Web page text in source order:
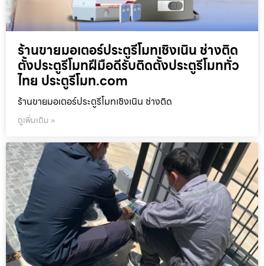
ร้านขายมอเตอร์ประตูรีโมทเชิงเนิน ช่างติด
ตั้งประตูรีโมทฝีมือดีรับติดตั้งประตูรีโมททั่ว
ไทย ประตูรีโมท.com
ร้านขายมอเตอร์ประตูรีโมทเชิงเนิน ช่างติด
ดูเพิ่มเติม »